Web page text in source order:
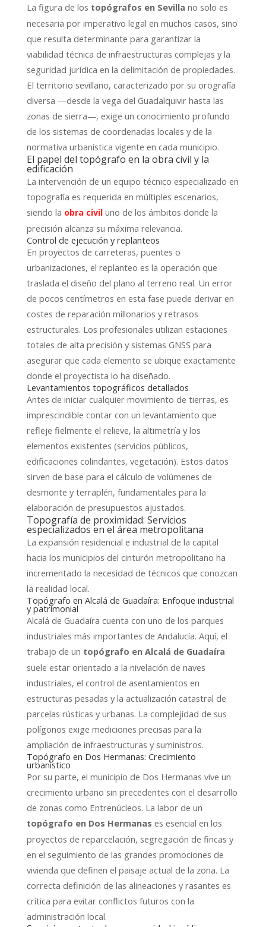
La figura de los topógrafos en Sevilla no solo es
necesaria por imperativo legal en muchos casos, sino
que resulta determinante para garantizar la
viabilidad técnica de infraestructuras complejas y la
seguridad jurídica en la delimitación de propiedades.
El territorio sevillano, caracterizado por su orografía
diversa —desde la vega del Guadalquivir hasta las
zonas de sierra—, exige un conocimiento profundo
de los sistemas de coordenadas locales y de la
normativa urbanística vigente en cada municipio.
El papel del topógrafo en la obra civil y la
edificación
La intervención de un equipo técnico especializado en
topografía es requerida en múltiples escenarios,
siendo la obra civiluno de los ámbitos donde la
precisión alcanza su máxima relevancia.
Control de ejecución y replanteos
En proyectos de carreteras, puentes o
urbanizaciones, el replanteo es la operación que
traslada el diseño del plano al terreno real. Un error
de pocos centímetros en esta fase puede derivar en
costes de reparación millonarios y retrasos
estructurales. Los profesionales utilizan estaciones
totales de alta precisión y sistemas GNSS para
asegurar que cada elemento se ubique exactamente
donde el proyectista lo ha diseñado.
Levantamientos topográficos detallados
Antes de iniciar cualquier movimiento de tierras, es
imprescindible contar con un levantamiento que
refleje fielmente el relieve, la altimetría y los
elementos existentes (servicios públicos,
edificaciones colindantes, vegetación). Estos datos
sirven de base para el cálculo de volúmenes de
desmonte y terraplén, fundamentales para la
elaboración de presupuestos ajustados.
Topografía de proximidad: Servicios
especializados en el área metropolitana
La expansión residencial e industrial de la capital
hacia los municipios del cinturón metropolitano ha
incrementado la necesidad de técnicos que conozcan
la realidad local.
Topógrafo en Alcalá de Guadaíra: Enfoque industrial
y patrimonial
Alcalá de Guadaíra cuenta con uno de los parques
industriales más importantes de Andalucía. Aquí, el
trabajo de un topógrafo en Alcalá de Guadaíra
suele estar orientado a la nivelación de naves
industriales, el control de asentamientos en
estructuras pesadas y la actualización catastral de
parcelas rústicas y urbanas. La complejidad de sus
polígonos exige mediciones precisas para la
ampliación de infraestructuras y suministros.
Topógrafo en Dos Hermanas: Crecimiento
urbanístico
Por su parte, el municipio de Dos Hermanas vive un
crecimiento urbano sin precedentes con el desarrollo
de zonas como Entrenúcleos. La labor de un
topógrafo en Dos Hermanas es esencial en los
proyectos de reparcelación, segregación de fincas y
en el seguimiento de las grandes promociones de
vivienda que definen el paisaje actual de la zona. La
correcta definición de las alineaciones y rasantes es
crítica para evitar conflictos futuros con la
administración local.